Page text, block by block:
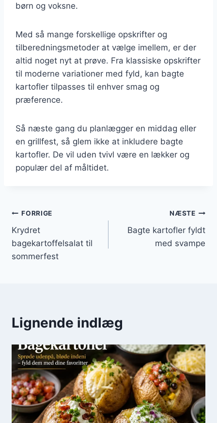
børn og voksne.
Med så mange forskellige opskrifter og
tilberedningsmetoder at vælge imellem, er der
altid noget nyt at prøve. Fra klassiske opskrifter
til moderne variationer med fyld, kan bagte
kartofler tilpasses til enhver smag og
præference.
Så næste gang du planlægger en middag eller
en grillfest, så glem ikke at inkludere bagte
kartofler. De vil uden tvivl være en lækker og
populær del af måltidet.
Indlægsnavigation
FORRIGE
Krydret
bagekartoffelsalat til
sommerfest
NÆSTE
Bagte kartofler fyldt
med svampe
Lignende indlæg